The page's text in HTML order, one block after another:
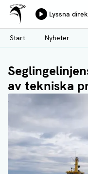
Hoppa
till
huvudinnehåll
Ålands Radio & TV
Lyssna
Start
Nyheter
av tekniska